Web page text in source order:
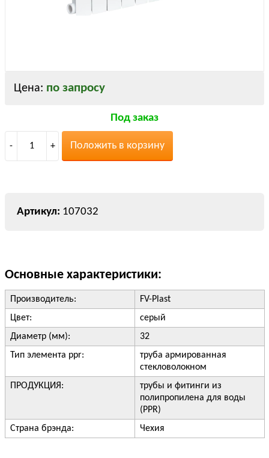
Цена: по запросу
Под заказ
- 1 + Положить в корзину
107032
Основные характеристики:
Производитель:
FV-Plast
Цвет:
серый
Диаметр (мм):
32
Тип элемента ppr:
труба армированная
стекловолокном
ПРОДУКЦИЯ:
трубы и фитинги из
полипропилена для воды
(PPR)
Страна брэнда:
Чехия